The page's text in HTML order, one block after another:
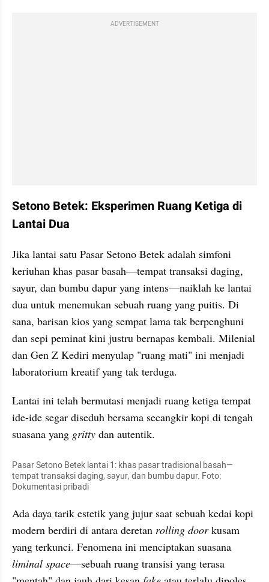
ADVERTISEMENT
Setono Betek: Eksperimen Ruang Ketiga di
Lantai Dua
​Jika lantai satu Pasar Setono Betek adalah simfoni
keriuhan khas pasar basah—tempat transaksi daging,
sayur, dan bumbu dapur yang intens—naiklah ke lantai
dua untuk menemukan sebuah ruang yang puitis. Di
sana, barisan kios yang sempat lama tak berpenghuni
dan sepi peminat kini justru bernapas kembali. Milenial
dan Gen Z Kediri menyulap "ruang mati" ini menjadi
laboratorium kreatif yang tak terduga.
Lantai ini telah bermutasi menjadi ruang ketiga tempat
ide-ide segar diseduh bersama secangkir kopi di tengah
suasana yang gritty dan autentik.
Pasar Setono Betek lantai 1: khas pasar tradisional basah—
tempat transaksi daging, sayur, dan bumbu dapur. Foto:
Dokumentasi pribadi
​Ada daya tarik estetik yang jujur saat sebuah kedai kopi
modern berdiri di antara deretan rolling door kusam
liminal space—sebuah ruang transisi yang terasa